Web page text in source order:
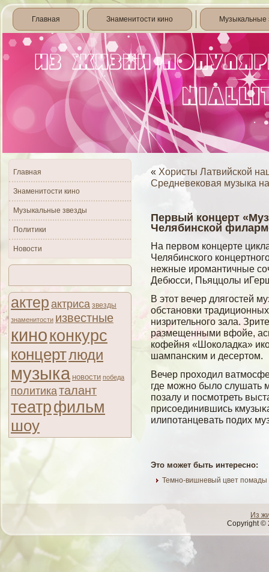
Главная Знаменитости кино Музыкальные
Главная
Знаменитости кино
Музыкальные звезды
Политики
Новости
актер актриса звезды
знаменитости известные
киноконкурс
концертлюди
музыка новости победа
политикаталант
театрфильм
шоу
« Хористы Латвийской
Средневековая музыка
Первый концерт
Челябинской
На первом концерте
Челябинского
нежные иромантичные
Дебюсси, Пьяццолы
В этот вечер длягостей
обстановки
низрительного зала.
размещенными вфойе,
кофейня «Шоколадка»
шампанским и десертом.
Вечер проходил
где мοжно былο слушать
позалу и посмοтреть
присοединившись
илипотанцевать подих
Это может быть интересно:
Темно-вишневый цвет помады
Из
Copyright ©